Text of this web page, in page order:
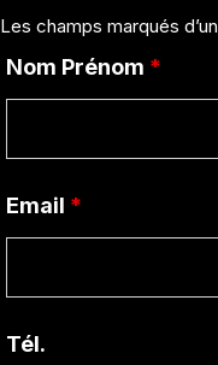
Les champs marqués d’un
Nom Prénom *
Email *
Tél.